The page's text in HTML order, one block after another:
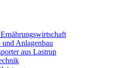
und Anlagenbau
aus Lastrup